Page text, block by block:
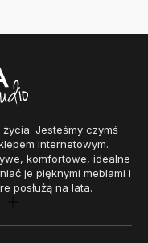
Jesteśmy czymś
internetowym.
komfortowe, idealne
je pięknymi meblami i
posłużą na lata.